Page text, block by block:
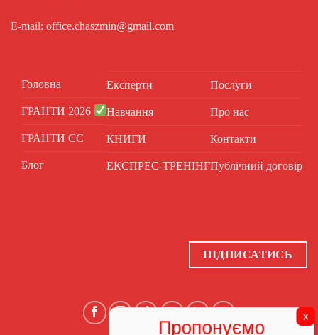
E-mail: office.chaszmin@gmail.com
Головна
ГРАНТИ 2026
ГРАНТИ ЄС
Блог
Експерти
Навчання
КНИГИ
ЕКСПРЕС-ТРЕНІНГ
Послуги
Про нас
Контакти
Публічний договір
ПІДПИСАТИСЬ